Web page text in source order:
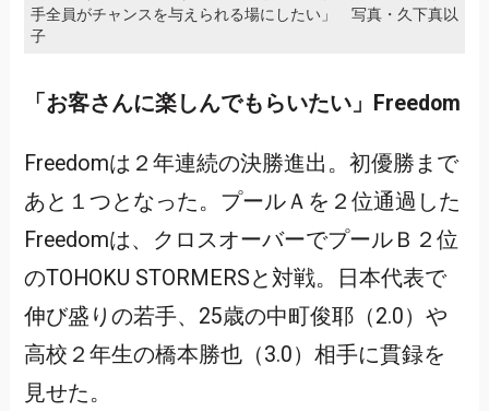
手全員がチャンスを与えられる場にしたい」 写真・久下真以
子
「お客さんに楽しんでもらいたい」Freedom
Freedomは２年連続の決勝進出。初優勝まで
あと１つとなった。プールＡを２位通過した
Freedomは、クロスオーバーでプールＢ２位
のTOHOKU STORMERSと対戦。日本代表で
伸び盛りの若手、25歳の中町俊耶（2.0）や
高校２年生の橋本勝也（3.0）相手に貫録を
見せた。